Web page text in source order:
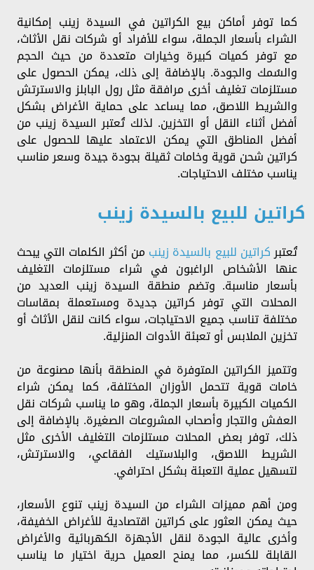
كما توفر أماكن بيع الكراتين في السيدة زينب إمكانية
الشراء بأسعار الجملة، سواء للأفراد أو شركات نقل الأثاث،
مع توفر كميات كبيرة وخيارات متعددة من حيث الحجم
والسُمك والجودة. بالإضافة إلى ذلك، يمكن الحصول على
مستلزمات تغليف أخرى مرافقة مثل رول البابلز والاسترتش
والشريط اللاصق، مما يساعد على حماية الأغراض بشكل
أفضل أثناء النقل أو التخزين. لذلك تُعتبر السيدة زينب من
أفضل المناطق التي يمكن الاعتماد عليها للحصول على
كراتين شحن قوية وخامات ثقيلة بجودة جيدة وسعر مناسب
يناسب مختلف الاحتياجات.
كراتين للبيع بالسيدة زينب
تُعتبركراتين للبيع بالسيدة زينبمن أكثر الكلمات التي يبحث
عنها الأشخاص الراغبون في شراء مستلزمات التغليف
بأسعار مناسبة. وتضم منطقة السيدة زينب العديد من
المحلات التي توفر كراتين جديدة ومستعملة بمقاسات
مختلفة تناسب جميع الاحتياجات، سواء كانت لنقل الأثاث أو
تخزين الملابس أو تعبئة الأدوات المنزلية.
وتتميز الكراتين المتوفرة في المنطقة بأنها مصنوعة من
خامات قوية تتحمل الأوزان المختلفة، كما يمكن شراء
الكميات الكبيرة بأسعار الجملة، وهو ما يناسب شركات نقل
العفش والتجار وأصحاب المشروعات الصغيرة. بالإضافة إلى
ذلك، توفر بعض المحلات مستلزمات التغليف الأخرى مثل
الشريط اللاصق، والبلاستيك الفقاعي، والاسترتش،
لتسهيل عملية التعبئة بشكل احترافي.
ومن أهم مميزات الشراء من السيدة زينب تنوع الأسعار،
حيث يمكن العثور على كراتين اقتصادية للأغراض الخفيفة،
وأخرى عالية الجودة لنقل الأجهزة الكهربائية والأغراض
القابلة للكسر، مما يمنح العميل حرية اختيار ما يناسب